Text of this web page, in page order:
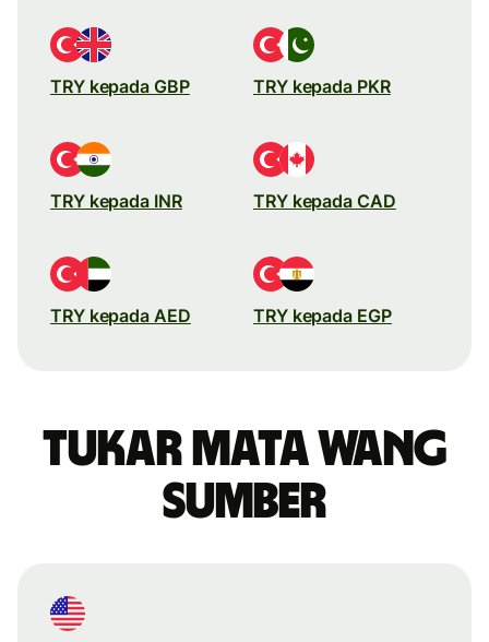
TRY kepada GBP TRY kepada PKR
TRY kepada INR TRY kepada CAD
TRY kepada AED TRY kepada EGP
Tukar mata wang
sumber